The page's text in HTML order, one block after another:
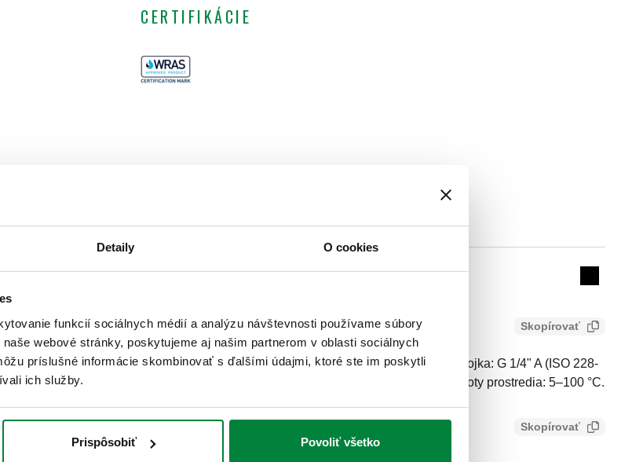
Detaily O cookies
funkcií sociálnych médií a analýzu návštevnosti používame súbory
webové stránky, poskytujeme aj našim partnerom v oblasti sociálnych
príslušné informácie skombinovať s ďalšími údajmi, ktoré ste im poskytli
ich služby.
Prispôsobiť Povoliť všetko
CERTIFIKÁCIE
228-1) M
Collapse
Text ponuky Skopírovať
CALEFFI, 337221. Vypúšťací kohút s kovovým tesnením. Prípojka: G 1/4" A (ISO 228-
1) M. Maximálny prevádzkový tlak: 10 bar. Stredný rozsah teploty prostredia: 5–100 °C.
SCIP code
08e79030-6684-493d-aac3-2395a8c548d0
Skopírovať